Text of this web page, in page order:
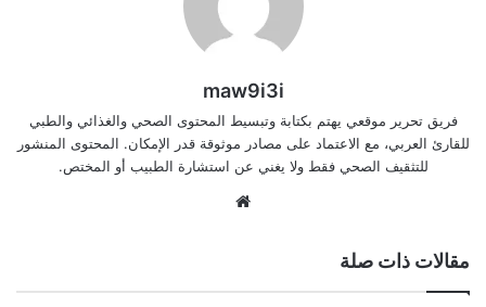
maw9i3i
فريق تحرير موقعي يهتم بكتابة وتبسيط المحتوى الصحي والغذائي والطبي
للقارئ العربي، مع الاعتماد على مصادر موثوقة قدر الإمكان. المحتوى المنشور
للتثقيف الصحي فقط ولا يغني عن استشارة الطبيب أو المختص.
مقالات ذات صلة